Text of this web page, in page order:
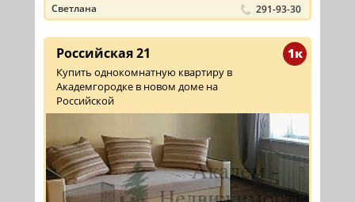
Светлана 291-93-30
1к
Российская 21
Купить однокомнатную квартиру в
Академгородке в новом доме на
Российской